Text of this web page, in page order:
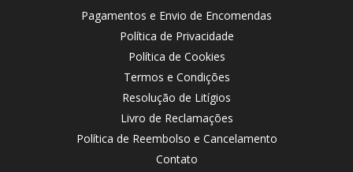
Pagamentos e Envio de Encomendas
Política de Privacidade
Política de Cookies
Termos e Condições
Resolução de Litígios
Livro de Reclamações
Política de Reembolso e Cancelamento
Contato